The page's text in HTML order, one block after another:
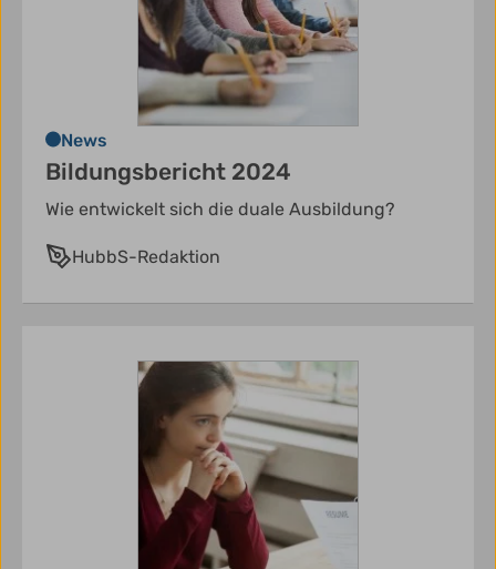
News
Bildungsbericht 2024
Wie entwickelt sich die duale Ausbildung?
HubbS-Redaktion